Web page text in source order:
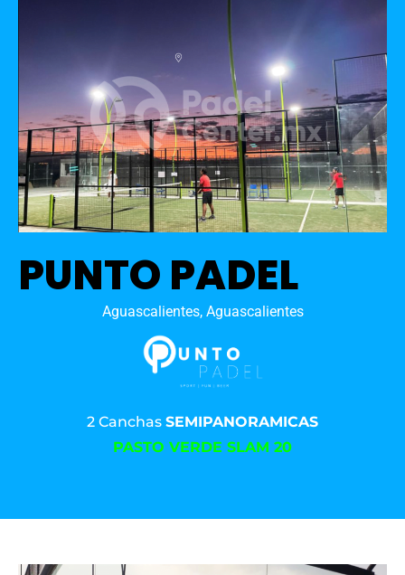
PUNTO PADEL
Aguascalientes, Aguascalientes
2 Canchas SEMIPANORAMICAS
PASTO VERDE SLAM 20